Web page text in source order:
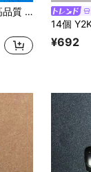
ィー、プロムや日常着用に適しています。ハンドメイドプレスオンネイル
¥692